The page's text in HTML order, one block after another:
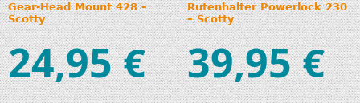
Gear-Head Mount 428 –
Scotty
24,95€
Rutenhalter Powerlock 230
– Scotty
39,95€